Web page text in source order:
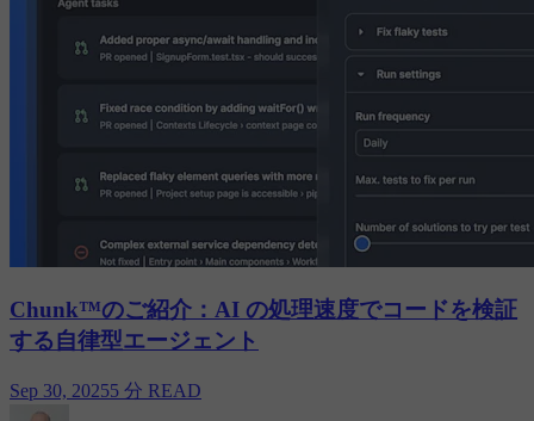
Chunk™のご紹介：AI の処理速度でコードを検証
する自律型エージェント
Sep 30, 20255 分 READ